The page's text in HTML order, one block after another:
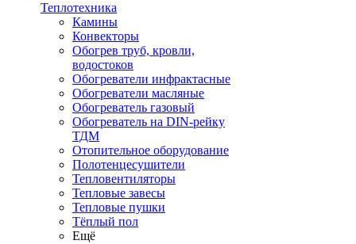
Теплотехника
Камины
Конвекторы
Обогрев труб, кровли,
водостоков
Обогреватели инфрактасные
Обогреватели масляные
Обогреватель газовый
Обогреватель на DIN-рейку
ТДМ
Отопительное оборудование
Полотенцесушители
Тепловентиляторы
Тепловые завесы
Тепловые пушки
Тёплый пол
Ещё